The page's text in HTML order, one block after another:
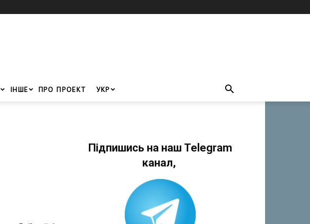
ІНШЕ ПРО ПРОЕКТ УКР
Підпишись на наш Telegram
канал,